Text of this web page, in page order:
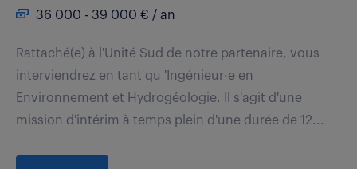
36 000 - 39 000 € / an
Rattaché(e) à l'Unité Sud de notre partenaire, vous
interviendrez en tant qu 'Ingénieur·e en
Environnement et Hydrogéologie. Il s'agit d'une
mission d'intérim à temps plein d'une durée de 12...